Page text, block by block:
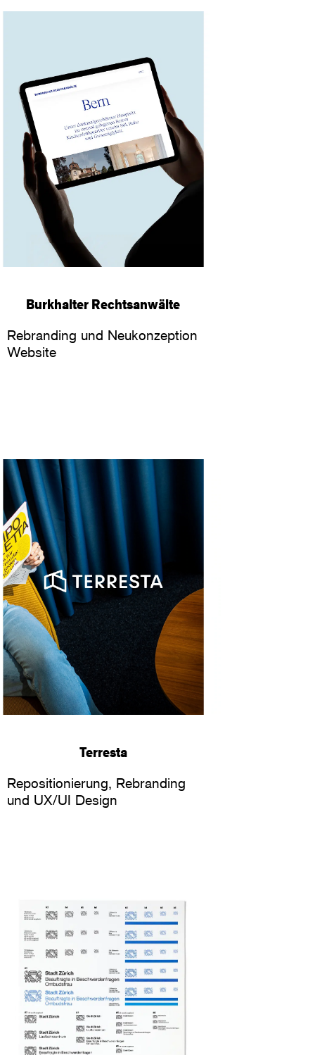
Burkhalter Rechtsanwälte
Rebranding und Neukonzeption
Website
Terresta
Repositionierung, Rebranding
und UX/UI Design